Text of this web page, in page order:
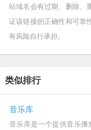
站域名会有过期、删除、
证该链接的正确性和可靠
有风险自行承担。
类似排行
音乐库
音乐库是一个提供音乐播